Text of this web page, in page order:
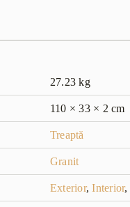
27.23 kg
110 × 33 × 2 cm
Treaptă
Granit
Exterior,Interior,